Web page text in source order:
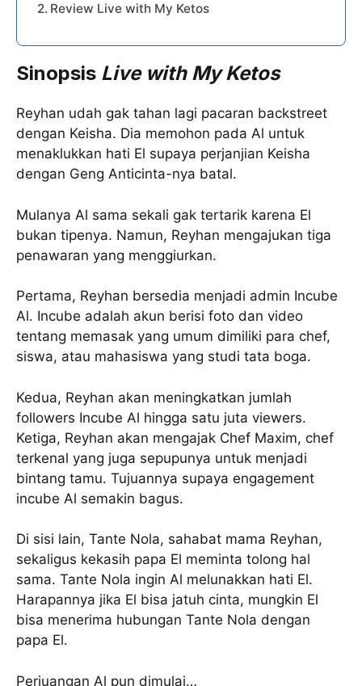
Review Live with My Ketos
Sinopsis Live with My Ketos
Reyhan udah gak tahan lagi pacaran backstreet
dengan Keisha. Dia memohon pada Al untuk
menaklukkan hati El supaya perjanjian Keisha
dengan Geng Anticinta-nya batal.
Mulanya Al sama sekali gak tertarik karena El
bukan tipenya. Namun, Reyhan mengajukan tiga
penawaran yang menggiurkan.
Pertama, Reyhan bersedia menjadi admin Incube
Al. Incube adalah akun berisi foto dan video
tentang memasak yang umum dimiliki para chef,
siswa, atau mahasiswa yang studi tata boga.
Kedua, Reyhan akan meningkatkan jumlah
followers Incube Al hingga satu juta viewers.
Ketiga, Reyhan akan mengajak Chef Maxim, chef
terkenal yang juga sepupunya untuk menjadi
bintang tamu. Tujuannya supaya engagement
incube Al semakin bagus.
Di sisi lain, Tante Nola, sahabat mama Reyhan,
sekaligus kekasih papa El meminta tolong hal
sama. Tante Nola ingin Al melunakkan hati El.
Harapannya jika El bisa jatuh cinta, mungkin El
bisa menerima hubungan Tante Nola dengan
papa El.
Perjuangan Al pun dimulai…